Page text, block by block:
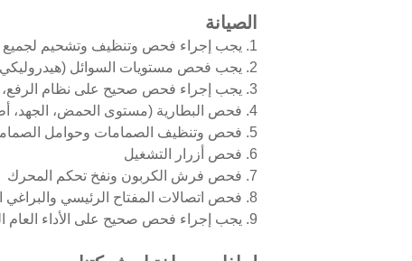
الصيانة
1. يجب إجراء فحص وتنظيف وتشحيم لجميع الأجزاء المتحركة
2. يجب فحص مستويات السوائل (هيدروليكي، زيت)
3. يجب إجراء فحص صحيح على نظام الرفع، كتل المحامل، أنظمة القيادة والعجلات
4. فحص البطارية (مستوى الحمض، الجهد، أطراف البطارية وماء البطارية)
5. فحص وتنظيف الصمامات وحوامل الصمامات أو قواطع الدائرة
6. فحص أزرار التشغيل
7. فحص فرش الكربون ونفخ تحكم المحرك
8. فحص اتصالات المفتاح الرئيسي والبراغي المفكوكة
9. يجب إجراء فحص صحيح على الأداء العام الجيد